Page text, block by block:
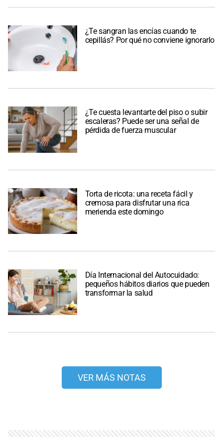
¿Te sangran las encías cuando te
cepillás? Por qué no conviene ignorarlo
¿Te cuesta levantarte del piso o subir
escaleras? Puede ser una señal de
pérdida de fuerza muscular
Torta de ricota: una receta fácil y
cremosa para disfrutar una rica
merienda este domingo
Día Internacional del Autocuidado:
pequeños hábitos diarios que pueden
transformar la salud
VER MÁS NOTAS